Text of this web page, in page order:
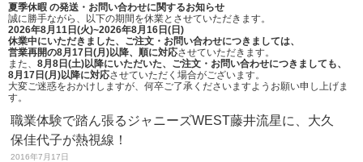
夏季休暇 の発送・お問い合わせに関するお知らせ
誠に勝手ながら、以下の期間を休業とさせていただきます。
2026年8月11日(火)~2026年8月16日(日)
休業中にいただきました、ご注文・お問い合わせにつきましては、
営業再開の8月17日(月)以降、順に対応させていただきます。
また、 8月8日(土)以降にいただいた、ご注文・ お問い合わせにつきましても、
8月17日(月)以降に対応させていただく場合がございます。
大変ご迷惑をおかけしますが、 何卒ご了承くださいますようお願い申し上げま
す。
職業体験で踏ん張るジャニーズWEST藤井流星に、大久
保佳代子が熱視線！
2016年7月17日